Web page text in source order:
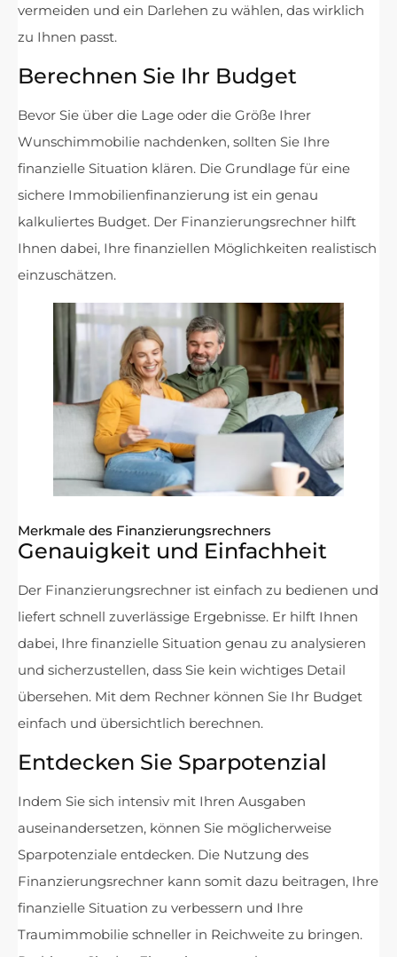
vermeiden und ein Darlehen zu wählen, das wirklich
zu Ihnen passt.
Berechnen Sie Ihr Budget
Bevor Sie über die Lage oder die Größe Ihrer
Wunschimmobilie nachdenken, sollten Sie Ihre
finanzielle Situation klären. Die Grundlage für eine
sichere Immobilienfinanzierung ist ein genau
kalkuliertes Budget. Der Finanzierungsrechner hilft
Ihnen dabei, Ihre finanziellen Möglichkeiten realistisch
einzuschätzen.
Merkmale des Finanzierungsrechners
Genauigkeit und Einfachheit
Der Finanzierungsrechner ist einfach zu bedienen und
liefert schnell zuverlässige Ergebnisse. Er hilft Ihnen
dabei, Ihre finanzielle Situation genau zu analysieren
und sicherzustellen, dass Sie kein wichtiges Detail
übersehen. Mit dem Rechner können Sie Ihr Budget
einfach und übersichtlich berechnen.
Entdecken Sie Sparpotenzial
Indem Sie sich intensiv mit Ihren Ausgaben
auseinandersetzen, können Sie möglicherweise
Sparpotenziale entdecken. Die Nutzung des
Finanzierungsrechner kann somit dazu beitragen, Ihre
finanzielle Situation zu verbessern und Ihre
Traumimmobilie schneller in Reichweite zu bringen.